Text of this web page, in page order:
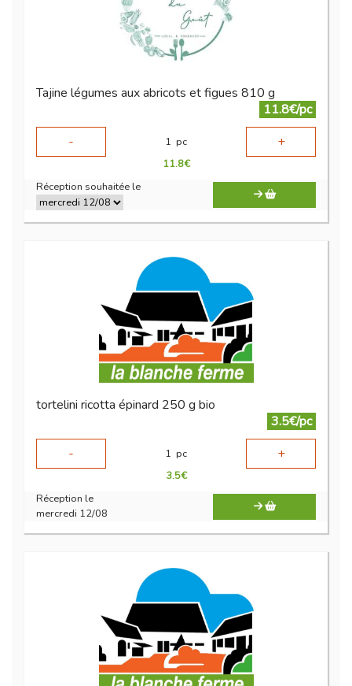
Tajine légumes aux abricots et figues 810 g
11.8€/pc
-
1 pc +
11.8€
Réception souhaitée le
tortelini ricotta épinard 250 g bio
3.5€/pc
-
1 pc +
3.5€
Réception le
mercredi 12/08